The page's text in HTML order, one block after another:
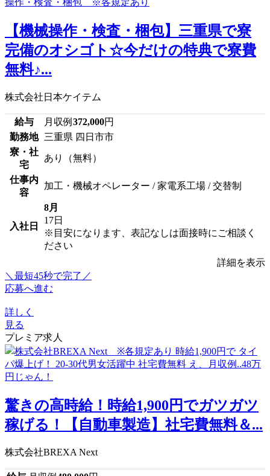
【機械操作・検査・梱包】三重県で寮
完備のオシゴト☆今だけの特典で寮費
無料♪...
株式会社日本ケイテム
給与 月収例 372,000円
勤務地 三重県 四日市市
寮・社
宅
あり（無料）
仕事内
容
加工・機械オペレーター / 家電系工場 / 交替制
入社日
8月
17日
※目安になります、表記なしは面接時にご相談く
ださい
詳細を表示
＼最短45秒で完了／
応募へ進む
詳しく
見る
プレミア求人
驚きの高時給！時給1,900円でガツガツ
稼げる！【自動車製造】社宅費無料＆...
株式会社BREXA Next